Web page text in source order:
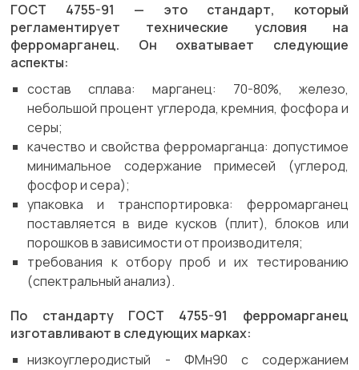
ГОСТ 4755-91 — это стандарт, который
регламентирует технические условия на
ферромарганец. Он охватывает следующие
аспекты:
состав сплава: марганец: 70-80%, железо,
небольшой процент углерода, кремния, фосфора и
серы;
качество и свойства ферромарганца: допустимое
минимальное содержание примесей (углерод,
фосфор и сера);
упаковка и транспортировка: ферромарганец
поставляется в виде кусков (плит), блоков или
порошков в зависимости от производителя;
требования к отбору проб и их тестированию
(спектральный анализ).
По стандарту ГОСТ 4755-91 ферромарганец
изготавливают в следующих марках:
низкоуглеродистый - ФМн90 с содержанием